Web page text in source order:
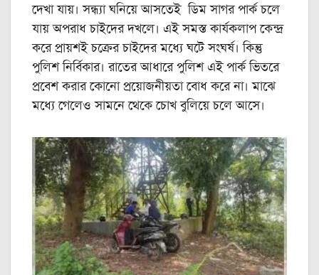
দেখা যায়। সন্ধ্যা ঘনিয়ে আসতেই ডিম সাগর পার্ক চলে
যায় অপরাধ চাইদের দখলে। এই সমস্ত কার্যকলাপ কেন্দ্র
করে প্রায়শই চক্রের চাইদের মধ্যে ঘটে সংঘর্ষ। কিন্তু
পুলিশ নির্বিকার। রাতের আধারে পুলিশ এই পার্ক ভিতরে
প্রবেশ করার কোনো প্রয়োজনীয়তা বোধ করে না। মাঝে
মধ্যে গেলেও সামনে থেকে চোখ বুলিয়ে চলে আসে।